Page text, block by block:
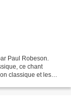
Paul Robeson.
ce chant
classique et les